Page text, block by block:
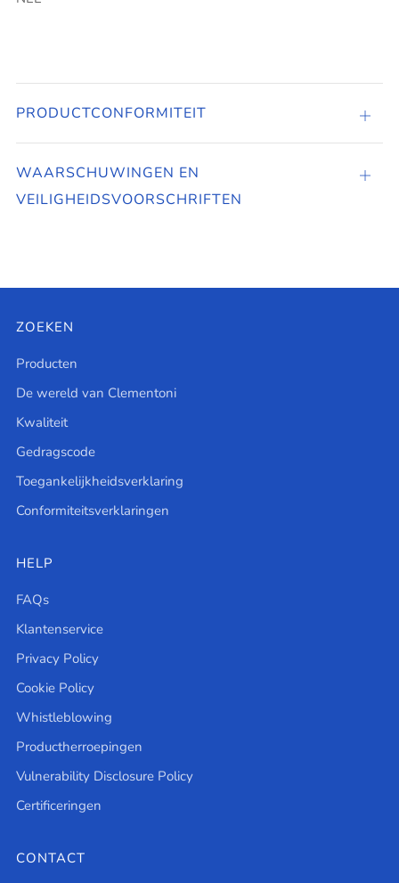
PRODUCTCONFORMITEIT
WAARSCHUWINGEN EN
VEILIGHEIDSVOORSCHRIFTEN
ZOEKEN
Producten
De wereld van Clementoni
Kwaliteit
Gedragscode
Toegankelijkheidsverklaring
Conformiteitsverklaringen
HELP
FAQs
Klantenservice
Privacy Policy
Cookie Policy
Whistleblowing
Productherroepingen
Vulnerability Disclosure Policy
Certificeringen
CONTACT